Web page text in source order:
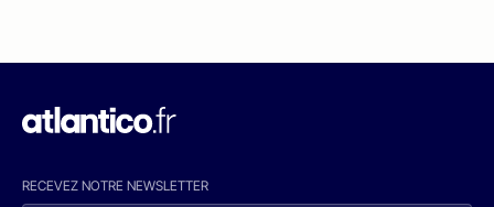
RECEVEZ NOTRE NEWSLETTER